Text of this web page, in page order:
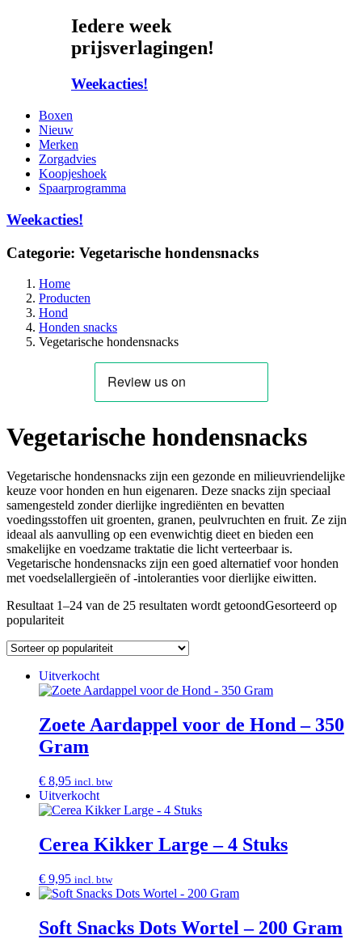
Iedere week
prijsverlagingen!
Weekacties!
Boxen
Nieuw
Merken
Zorgadvies
Koopjeshoek
Spaarprogramma
Weekacties!
Categorie: Vegetarische hondensnacks
Home
Producten
Hond
Honden snacks
Vegetarische hondensnacks
Vegetarische hondensnacks
Vegetarische hondensnacks zijn een gezonde en milieuvriendelijke
keuze voor honden en hun eigenaren. Deze snacks zijn speciaal
samengesteld zonder dierlijke ingrediënten en bevatten
voedingsstoffen uit groenten, granen, peulvruchten en fruit. Ze zijn
ideaal als aanvulling op een evenwichtig dieet en bieden een
smakelijke en voedzame traktatie die licht verteerbaar is.
Vegetarische hondensnacks zijn een goed alternatief voor honden
met voedselallergieën of -intoleranties voor dierlijke eiwitten.
Resultaat 1–24 van de 25 resultaten wordt getoondGesorteerd op
populariteit
Uitverkocht
Zoete Aardappel voor de Hond – 350
Gram
€ 8,95 incl. btw
Uitverkocht
Cerea Kikker Large – 4 Stuks
€ 9,95 incl. btw
Soft Snacks Dots Wortel – 200 Gram